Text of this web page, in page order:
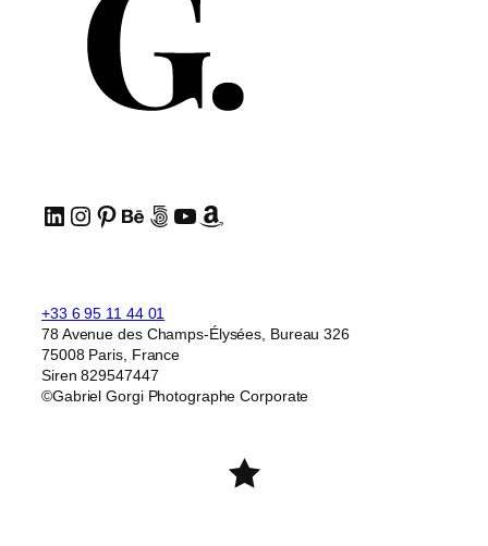
LinkedIn Instagram Pinterest Behance 500px YouTube Amazon
+33 6 95 11 44 01
78 Avenue des Champs-Élysées, Bureau 326
75008 Paris, France
Siren 829547447
©Gabriel Gorgi Photographe Corporate